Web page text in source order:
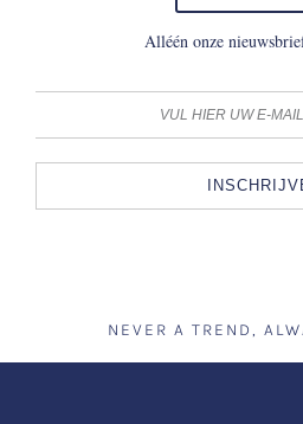
Alléén onze
NEVER A TREND,